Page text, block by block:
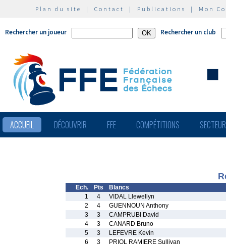
Plan du site | Contact | Publications | Mon
Rechercher un joueur Rechercher un club
ACCUEIL DÉCOUVRIR FFE COMPÉTITIONS
Ech. Pts
Blancs
1
4
VIDAL Llewellyn
2
4
GUENNOUN Anthony
3
3
CAMPRUBI David
4
3
CANARD Bruno
5
3
LEFEVRE Kevin
6
3
PRIOL RAMIERE Sullivan